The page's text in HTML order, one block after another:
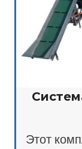
Этот